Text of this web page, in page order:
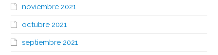
noviembre 2021
octubre 2021
septiembre 2021